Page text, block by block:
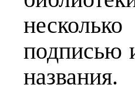
подписью
названия.